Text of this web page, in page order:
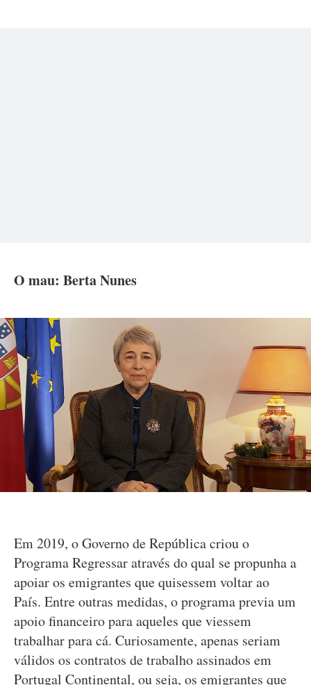
O mau: Berta Nunes
Em 2019, o Governo de República criou o
Programa Regressar através do qual se propunha a
apoiar os emigrantes que quisessem voltar ao
País. Entre outras medidas, o programa previa um
apoio financeiro para aqueles que viessem
trabalhar para cá. Curiosamente, apenas seriam
válidos os contratos de trabalho assinados em
Portugal Continental, ou seja, os emigrantes que